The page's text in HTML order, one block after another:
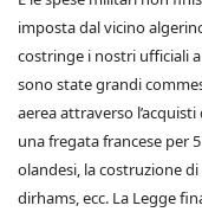
imposta dal vicino
costringe i nostri ufficiali
sono state grandi
aerea attraverso
una fregata francese per
olandesi, la costruzione
dirhams, ecc. La Legge